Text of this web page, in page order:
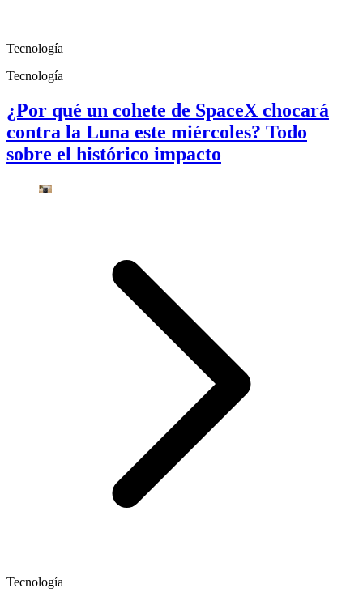
Tecnología
Tecnología
¿Por qué un cohete de SpaceX chocará
contra la Luna este miércoles? Todo
sobre el histórico impacto
Tecnología